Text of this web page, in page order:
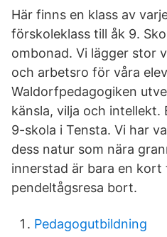
Här finns en klass av
förskoleklass till åk 9.
ombonad. Vi lägger stor
och arbetsro för våra
Waldorfpedagogiken
känsla, vilja och intellekt.
9-skola i Tensta. Vi har
dess natur som nära
innerstad är bara en kort
pendeltågsresa bort.
Pedagogutbildning